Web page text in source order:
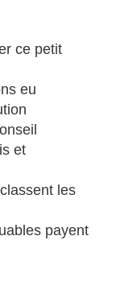
ce petit
eu
et
les
payent